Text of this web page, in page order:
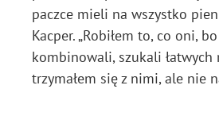
paczce mieli na wszystko
Kacper. „Robiłem to, co oni,
kombinowali, szukali
trzymałem się z nimi, ale nie